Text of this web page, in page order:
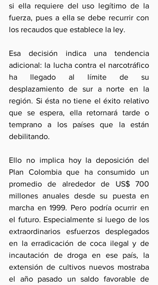
si ella requiere del uso legítimo de la
fuerza, pues a ella se debe recurrir con
los recaudos que establece la ley.
Esa decisión indica una tendencia
adicional: la lucha contra el narcotráfico
ha llegado al límite de su
desplazamiento de sur a norte en la
región. Si ésta no tiene el éxito relativo
que se espera, ella retornará tarde o
temprano a los países que la están
debilitando.
Ello no implica hoy la deposición del
Plan Colombia que ha consumido un
promedio de alrededor de US$ 700
millones anuales desde su puesta en
marcha en 1999. Pero podría ocurrir en
el futuro. Especialmente si luego de los
extraordinarios esfuerzos desplegados
en la erradicación de coca ilegal y de
incautación de droga en ese país, la
extensión de cultivos nuevos mostraba
el año pasado un saldo favorable de